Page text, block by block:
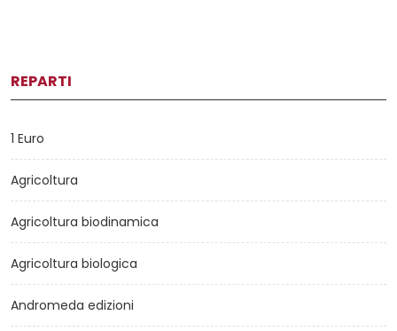
REPARTI
1 Euro
Agricoltura
Agricoltura biodinamica
Agricoltura biologica
Andromeda edizioni